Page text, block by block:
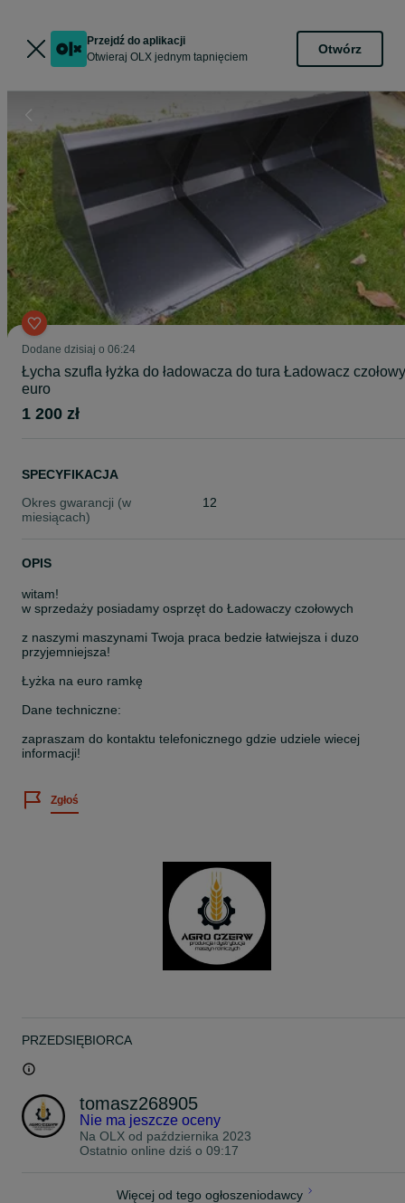
Przejdź do aplikacji
Otwieraj OLX jednym tapnięciem
Otwórz
Dodane dzisiaj o 06:24
Łycha szufla łyżka do ładowacza do tura Ładowacz czołowy
euro
1 200 zł
SPECYFIKACJA
Okres gwarancji (w
miesiącach)
12
OPIS
witam!
w sprzedaży posiadamy osprzęt do Ładowaczy czołowych
z naszymi maszynami Twoja praca bedzie łatwiejsza i duzo
przyjemniejsza!
Łyżka na euro ramkę
Dane techniczne:
zapraszam do kontaktu telefonicznego gdzie udziele wiecej
informacji!
Zgłoś
PRZEDSIĘBIORCA
tomasz268905
Nie ma jeszcze oceny
Na OLX od października 2023
Ostatnio online dziś o 09:17
Więcej od tego ogłoszeniodawcy